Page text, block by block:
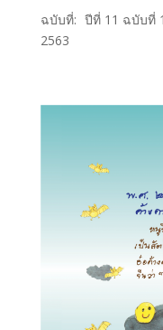
ฉบับที่: ปีที่ 11 ฉบับที่
2563